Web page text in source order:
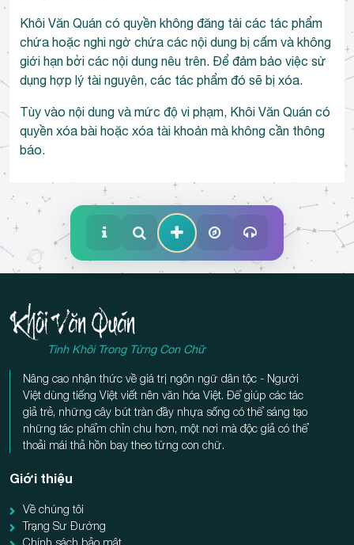
Khôi Văn Quán có quyền không đăng tải các tác phẩm
chứa hoặc nghi ngờ chứa các nội dung bị cấm và không
giới hạn bởi các nội dung nêu trên. Để đảm bảo việc sử
dụng hợp lý tài nguyên, các tác phẩm đó sẽ bị xóa.
Tùy vào nội dung và mức độ vi phạm, Khôi Văn Quán có
quyền xóa bài hoặc xóa tài khoản mà không cần thông
báo.
Tinh Khôi Trong Từng Con Chữ
Nâng cao nhận thức về giá trị ngôn ngữ dân tộc - Người
Việt dùng tiếng Việt viết nên văn hóa Việt. Để giúp các tác
giả trẻ, những cây bút tràn đầy nhựa sống có thể sáng tạo
những tác phẩm chỉn chu hơn, một nơi mà độc giả có thể
thoải mái thả hồn bay theo từng con chữ.
Giới thiệu
Về chúng tôi
Trạng Sư Đường
Chính sách bảo mật